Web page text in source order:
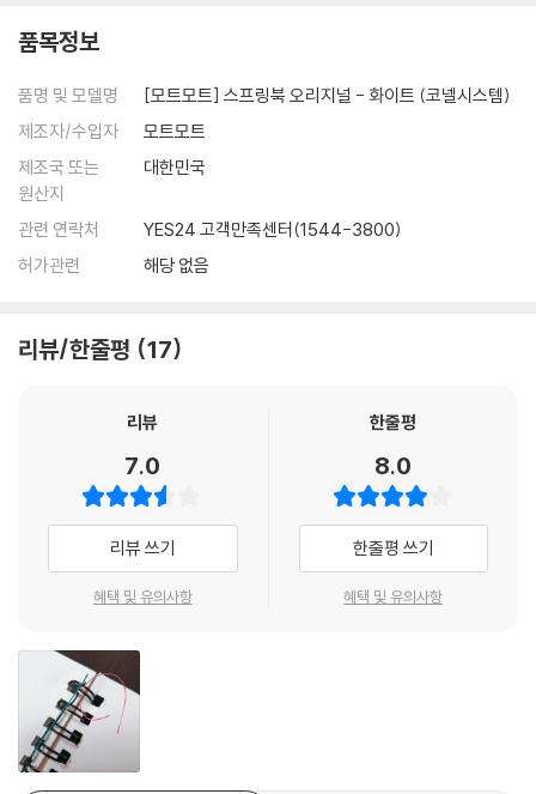
품목정보
품명 및 모델명
[모트모트] 스프링북 오리지널 - 화이트 (코넬시스템)
제조자/수입자
모트모트
제조국 또는
원산지
대한민국
관련 연락처
YES24 고객만족센터(1544-3800)
허가관련
해당 없음
리뷰/한줄평 17
리뷰
7.0
리뷰 쓰기
혜택 및 유의사항
한줄평
8.0
한줄평 쓰기
혜택 및 유의사항